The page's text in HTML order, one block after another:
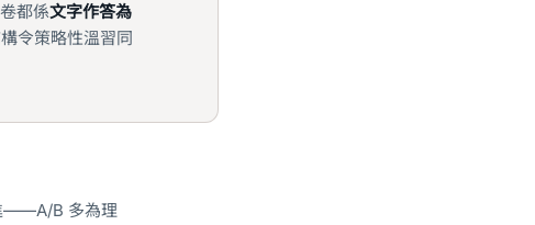
都係文字作答為
令策略性溫習同
——A/B 多為理